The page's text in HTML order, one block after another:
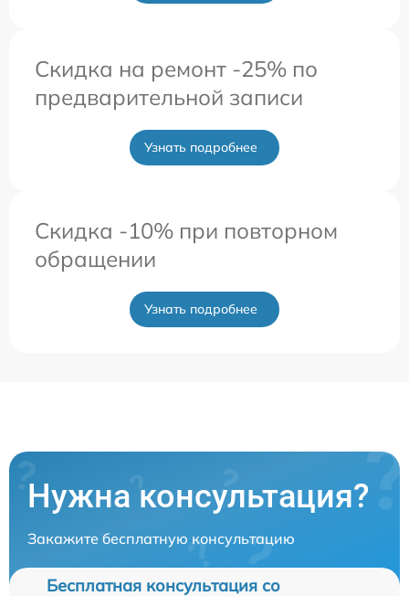
Скидка на ремонт -25% по
предварительной записи
Узнать подробнее
Скидка -10% при повторном
обращении
Узнать подробнее
Нужна консультация?
Закажите бесплатную консультацию
Бесплатная консультация со